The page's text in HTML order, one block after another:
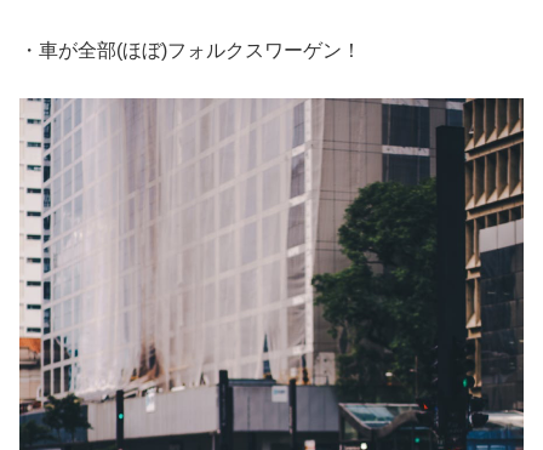
・車が全部(ほぼ)フォルクスワーゲン！